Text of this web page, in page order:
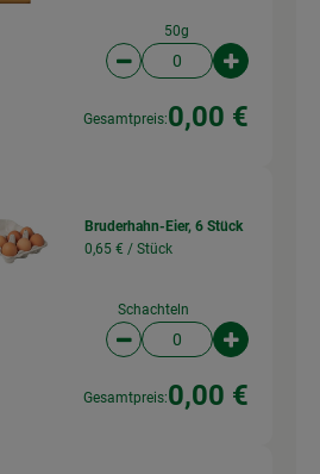
50g
Artikelanzahl
Gesamtpreis:0,00 €
Bruderhahn-Eier, 6 Stück
0,65 € / Stück
Schachteln
Artikelanzahl
Gesamtpreis:0,00 €